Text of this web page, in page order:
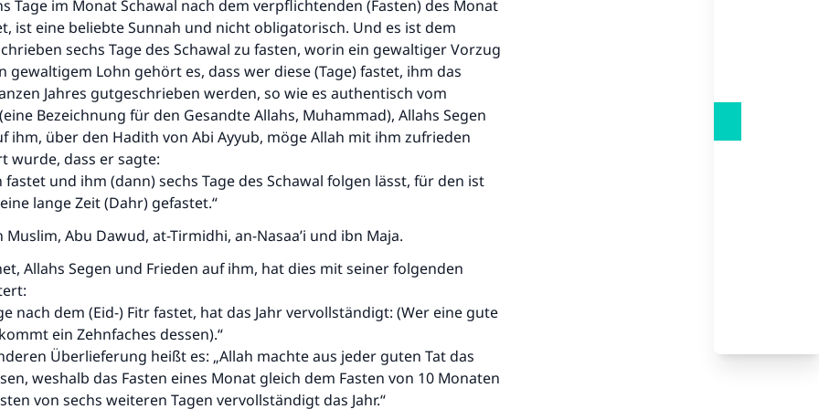
Tage im Monat Schawal nach dem verpflichtenden (Fasten) des Monat
ist eine beliebte Sunnah und nicht obligatorisch. Und es ist dem
sechs Tage des Schawal zu fasten, worin ein gewaltiger Vorzug
gewaltigem Lohn gehört es, dass wer diese (Tage) fastet, ihm das
Jahres gutgeschrieben werden, so wie es authentisch vom
Bezeichnung für den Gesandte Allahs, Muhammad), Allahs Segen
ihm, über den Hadith von Abi Ayyub, möge Allah mit ihm zufrieden
wurde, dass er sagte:
fastet und ihm (dann) sechs Tage des Schawal folgen lässt, für den ist
eine lange Zeit (Dahr) gefastet.“
Muslim, Abu Dawud, at-Tirmidhi, an-Nasaa’i und ibn Maja.
Allahs Segen und Frieden auf ihm, hat dies mit seiner folgenden
nach dem (Eid-) Fitr fastet, hat das Jahr vervollständigt: (Wer eine gute
ein Zehnfaches dessen).“
Überlieferung heißt es: „Allah machte aus jeder guten Tat das
weshalb das Fasten eines Monat gleich dem Fasten von 10 Monaten
von sechs weiteren Tagen vervollständigt das Jahr.“
Antwort Nr. 110845 rettete eine Ehe.